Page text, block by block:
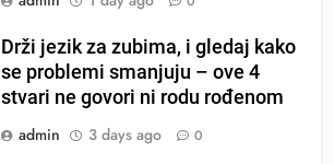
Drži jezik za zubima, i gledaj kako
se problemi smanjuju – ove 4
stvari ne govori ni rodu rođenom
admin
3 days ago 0